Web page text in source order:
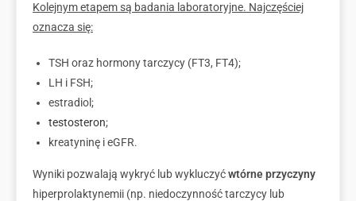
Kolejnym etapem są badania laboratoryjne. Najczęściej
oznacza się:
TSH oraz hormony tarczycy (FT3, FT4);
LH i FSH;
estradiol;
testosteron;
kreatyninę i eGFR.
Wyniki pozwalają wykryć lub wykluczyćwtórne przyczyny
hiperprolaktynemii (np. niedoczynność tarczycy lub